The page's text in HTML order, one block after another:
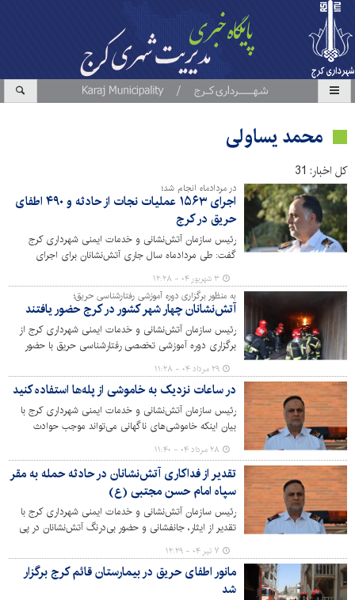
محمد یساولی
کل اخبار: 31
در مردادماه انجام شد؛
اجرای ۱۵۶۳ عملیات نجات از حادثه و ۴۹۰ اطفای
حریق در کرج
رئیس سازمان آتش‌نشانی و خدمات ایمنی شهرداری کرج
گفت: طی مردادماه سال جاری آتش‌نشانان برای اجرای
اعزام شده‌اند.
۳ شهریور ۰۴ - ۱۲:۲۸
به منظور برگزاری دوره آموزشی رفتارشناسی حریق؛
آتش‌نشانان چهار شهر کشور در کرج حضور یافتند
رئیس سازمان آتش‌نشانی و خدمات ایمنی شهرداری کرج از
برگزاری دوره آموزشی تخصصی رفتارشناسی حریق با حضور
آتش‌نشانان شهرهای قزوین، اراک، همدان و رشت در کرج خبر
داد.
۲۹ مرداد ۰۴ - ۱۱:۲۸
در ساعات نزدیک به خاموشی از پله‌ها استفاده کنید
رئیس سازمان آتش‌نشانی و خدمات ایمنی شهرداری کرج با
بیان اینکه خاموشی‌های ناگهانی می‌تواند موجب حوادث
آسانسوری شود، خواستار همکاری عمومی شهروندان در رعایت
نکات ایمنی و پرهیز از استفاده از آسانسور در ساعات نزدیک به
خاموشی شد.
۲۸ مرداد ۰۴ - ۱۱:۴۰
تقدیر از فداکاری آتش‌نشانان در حادثه حمله به مقر
سپاه امام حسن مجتبی (ع)
رئیس سازمان آتش‌نشانی و خدمات ایمنی شهرداری کرج با
تقدیر از ایثار، جانفشانی و حضور بی‌درنگ آتش‌نشانان در پی
حمله وحشیانه رژیم صهیونیستی به مقر سپاه امام حسن
مجتبی (ع) گفت: حضور لحظه‌ای و تلاش بی‌وقفه این
قهرمانان عرصه ایمنی، بار دیگر جلوه‌ای از غیرت، تعهد و روحیه
فداکاری را به نمایش گذاشت.
۷ تیر ۰۴ - ۱۲:۲۹
مانور اطفای حریق در بیمارستان قائم کرج برگزار
شد